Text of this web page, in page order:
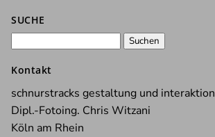
SUCHE
Kontakt
schnurstracks gestaltung und interaktion
Dipl.-Fotoing. Chris Witzani
Köln am Rhein